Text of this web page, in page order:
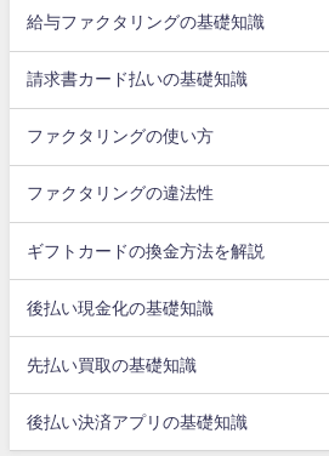
給与ファクタリングの基礎知識
請求書カード払いの基礎知識
ファクタリングの使い方
ファクタリングの違法性
ギフトカードの換金方法を解説
後払い現金化の基礎知識
先払い買取の基礎知識
後払い決済アプリの基礎知識